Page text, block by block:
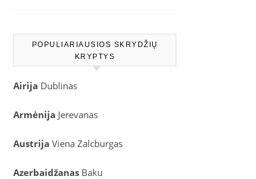
POPULIARIAUSIOS SKRYDŽIŲ
KRYPTYS
Airija Dublinas
Armėnija Jerevanas
Austrija Viena Zalcburgas
Azerbaidžanas Baku